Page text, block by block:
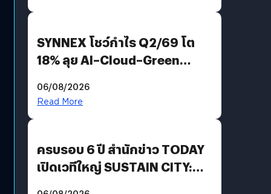
SYNNEX โชว์กำไร Q2/69 โต
18% ลุย AI–Cloud–Green
Revenue เร่งเครื่อง New
06/08/2026
Read More
ครบรอบ 6 ปี สำนักข่าว TODAY
เปิดเวทีใหญ่ SUSTAIN CITY: